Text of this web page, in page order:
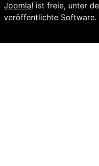
Joomla! ist freie, unter
veröffentlichte Software.